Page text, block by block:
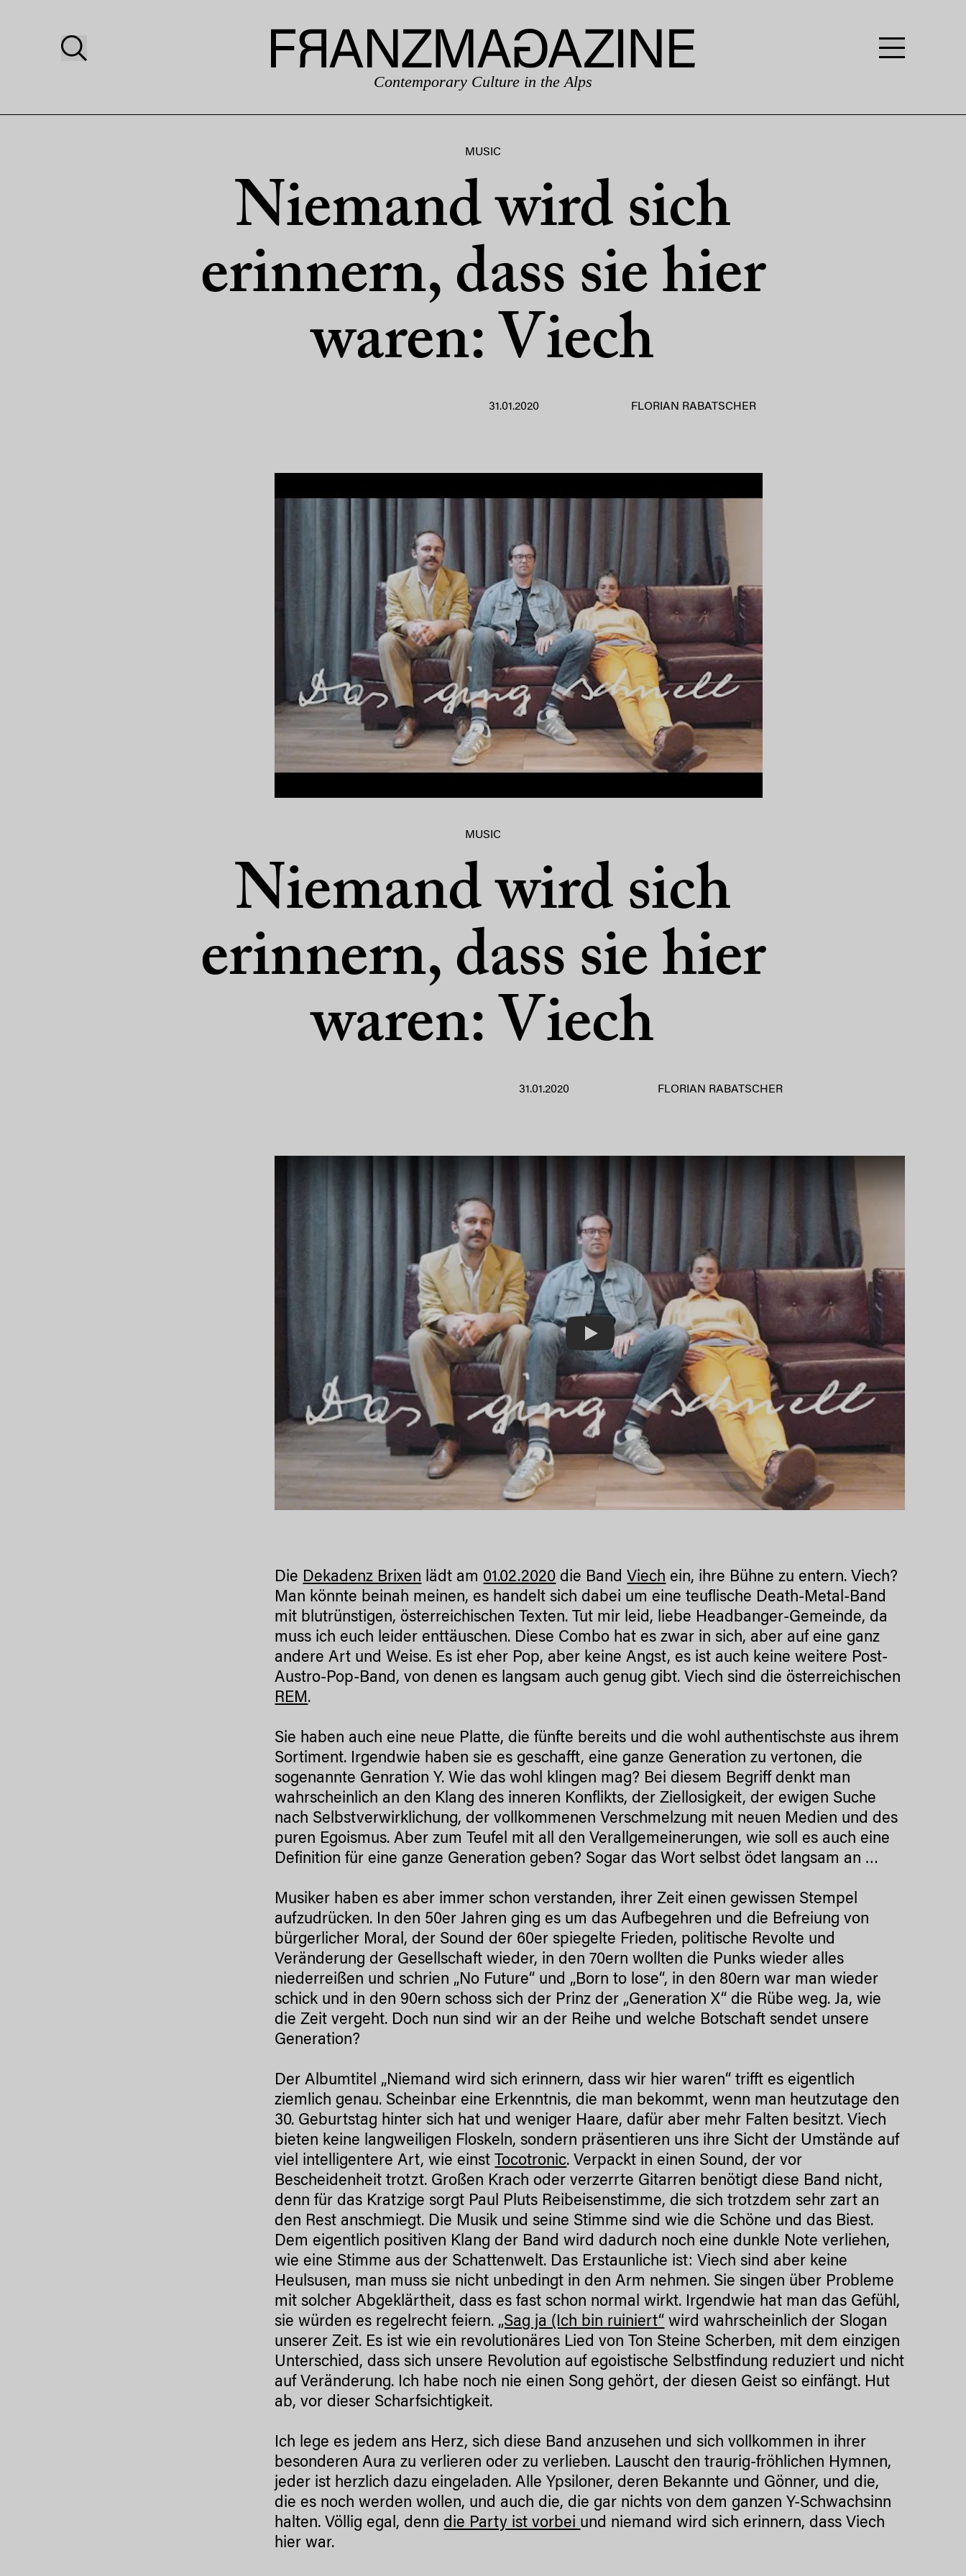
Contemporary Culture in the Alps
MUSIC
Niemand wird sich
erinnern, dass sie hier
waren: Viech
31.01.2020 FLORIAN RABATSCHER
MUSIC
Niemand wird sich
erinnern, dass sie hier
waren: Viech
31.01.2020 FLORIAN RABATSCHER
Play
Die Dekadenz Brixen lädt am 01.02.2020 die Band Viech ein, ihre Bühne zu entern. Viech?
Man könnte beinah meinen, es handelt sich dabei um eine teuflische Death-Metal-Band
mit blutrünstigen, österreichischen Texten. Tut mir leid, liebe Headbanger-Gemeinde, da
muss ich euch leider enttäuschen. Diese Combo hat es zwar in sich, aber auf eine ganz
andere Art und Weise. Es ist eher Pop, aber keine Angst, es ist auch keine weitere Post-
Austro-Pop-Band, von denen es langsam auch genug gibt. Viech sind die österreichischen
REM.
Sie haben auch eine neue Platte, die fünfte bereits und die wohl authentischste aus ihrem
Sortiment. Irgendwie haben sie es geschafft, eine ganze Generation zu vertonen, die
sogenannte Genration Y. Wie das wohl klingen mag? Bei diesem Begriff denkt man
wahrscheinlich an den Klang des inneren Konflikts, der Ziellosigkeit, der ewigen Suche
nach Selbstverwirklichung, der vollkommenen Verschmelzung mit neuen Medien und des
puren Egoismus. Aber zum Teufel mit all den Verallgemeinerungen, wie soll es auch eine
Definition für eine ganze Generation geben? Sogar das Wort selbst ödet langsam an …
Musiker haben es aber immer schon verstanden, ihrer Zeit einen gewissen Stempel
aufzudrücken. In den 50er Jahren ging es um das Aufbegehren und die Befreiung von
bürgerlicher Moral, der Sound der 60er spiegelte Frieden, politische Revolte und
Veränderung der Gesellschaft wieder, in den 70ern wollten die Punks wieder alles
niederreißen und schrien „No Future“ und „Born to lose“, in den 80ern war man wieder
schick und in den 90ern schoss sich der Prinz der „Generation X“ die Rübe weg. Ja, wie
die Zeit vergeht. Doch nun sind wir an der Reihe und welche Botschaft sendet unsere
Generation?
Der Albumtitel „Niemand wird sich erinnern, dass wir hier waren“ trifft es eigentlich
ziemlich genau. Scheinbar eine Erkenntnis, die man bekommt, wenn man heutzutage den
30. Geburtstag hinter sich hat und weniger Haare, dafür aber mehr Falten besitzt. Viech
bieten keine langweiligen Floskeln, sondern präsentieren uns ihre Sicht der Umstände auf
viel intelligentere Art, wie einst Tocotronic. Verpackt in einen Sound, der vor
Bescheidenheit trotzt. Großen Krach oder verzerrte Gitarren benötigt diese Band nicht,
denn für das Kratzige sorgt Paul Pluts Reibeisenstimme, die sich trotzdem sehr zart an
den Rest anschmiegt. Die Musik und seine Stimme sind wie die Schöne und das Biest.
Dem eigentlich positiven Klang der Band wird dadurch noch eine dunkle Note verliehen,
wie eine Stimme aus der Schattenwelt. Das Erstaunliche ist: Viech sind aber keine
Heulsusen, man muss sie nicht unbedingt in den Arm nehmen. Sie singen über Probleme
mit solcher Abgeklärtheit, dass es fast schon normal wirkt. Irgendwie hat man das Gefühl,
sie würden es regelrecht feiern. „Sag ja (Ich bin ruiniert“ wird wahrscheinlich der Slogan
unserer Zeit. Es ist wie ein revolutionäres Lied von Ton Steine Scherben, mit dem einzigen
Unterschied, dass sich unsere Revolution auf egoistische Selbstfindung reduziert und nicht
auf Veränderung. Ich habe noch nie einen Song gehört, der diesen Geist so einfängt. Hut
ab, vor dieser Scharfsichtigkeit.
Ich lege es jedem ans Herz, sich diese Band anzusehen und sich vollkommen in ihrer
besonderen Aura zu verlieren oder zu verlieben. Lauscht den traurig-fröhlichen Hymnen,
jeder ist herzlich dazu eingeladen. Alle Ypsiloner, deren Bekannte und Gönner, und die,
die es noch werden wollen, und auch die, die gar nichts von dem ganzen Y-Schwachsinn
halten. Völlig egal, denndie Party ist vorbei und niemand wird sich erinnern, dass Viech
hier war.